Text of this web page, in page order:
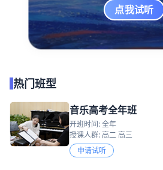
点我试听
热门班型
音乐高考全年班
开班时间: 全年
授课人群: 高二 高三
申请试听